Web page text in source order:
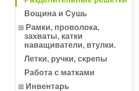
Вощина и Сушь
Рамки, проволока,
захваты, катки
наващиватели, втулки.
Летки, ручки, скрепы
Работа с матками
Инвентарь